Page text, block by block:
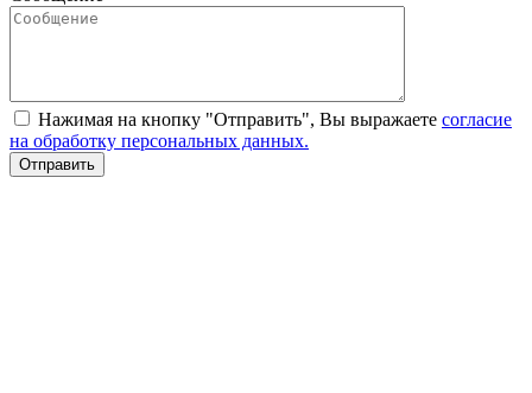
Нажимая на кнопку "Отправить", Вы выражаете согласие
на обработку персональных данных.